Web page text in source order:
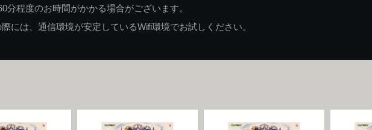
分程度のお時間がかかる場合がございます。
には、通信環境が安定しているWifi環境でお試しください。